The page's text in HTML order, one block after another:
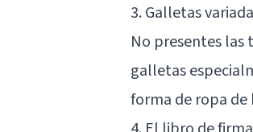
3. Galletas
No presentes las
galletas
forma de ropa